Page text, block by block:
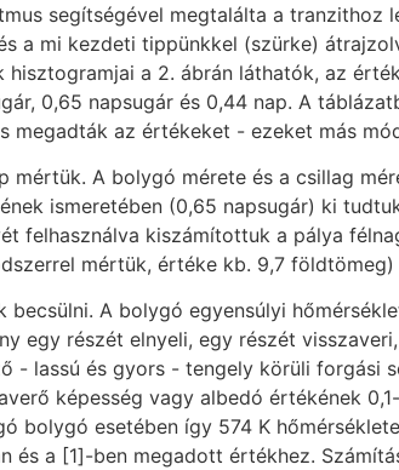
segítségével megtalálta a
a mi kezdeti tippünkkel (szürke)
hisztogramjai a 2. ábrán láthatók, az
0,65 napsugár és 0,44 nap. A
megadták az értékeket - ezeket más
mértük. A bolygó mérete és a csillag
ismeretében (0,65 napsugár) ki
felhasználva kiszámítottuk a pálya
mértük, értéke kb. 9,7
becsülni. A bolygó egyensúlyi
egy részét elnyeli, egy részét
- lassú és gyors - tengely körüli forgási
képesség vagy albedó értékének
bolygó esetében így 574 K
és a [1]-ben megadott értékhez.